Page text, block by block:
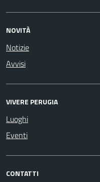
NOVITÀ
Notizie
Avvisi
VIVERE PERUGIA
Luoghi
Eventi
CONTATTI